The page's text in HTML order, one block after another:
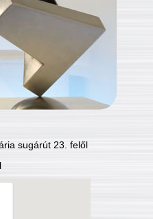
sugárút 23. felől